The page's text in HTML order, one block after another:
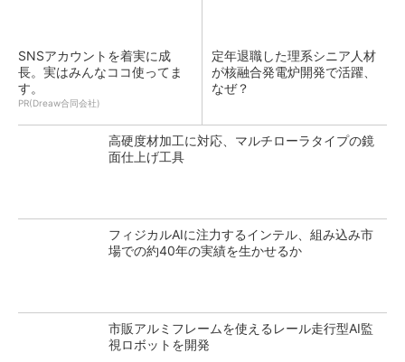
SNSアカウントを着実に成
長。実はみんなココ使ってま
す。
PR(Dreaw合同会社)
定年退職した理系シニア人材
が核融合発電炉開発で活躍、
なぜ？
高硬度材加工に対応、マルチローラタイプの鏡
面仕上げ工具
フィジカルAIに注力するインテル、組み込み市
場での約40年の実績を生かせるか
市販アルミフレームを使えるレール走行型AI監
視ロボットを開発